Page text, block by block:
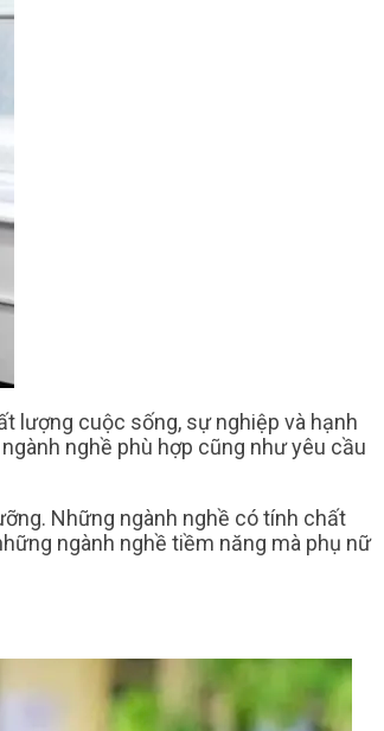
lượng cuộc sống, sự nghiệp và hạnh
nghề phù hợp cũng như yêu cầu
Những ngành nghề có tính chất
ngành nghề tiềm năng mà phụ nữ